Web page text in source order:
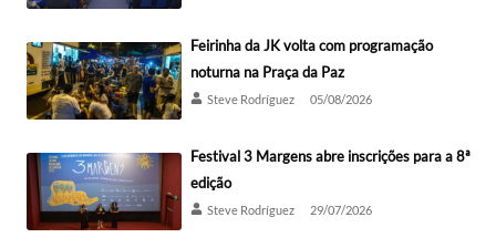
Feirinha da JK volta com programação
noturna na Praça da Paz
Steve Rodríguez 05/08/2026
Festival 3 Margens abre inscrições para a 8ª
edição
Steve Rodríguez 29/07/2026